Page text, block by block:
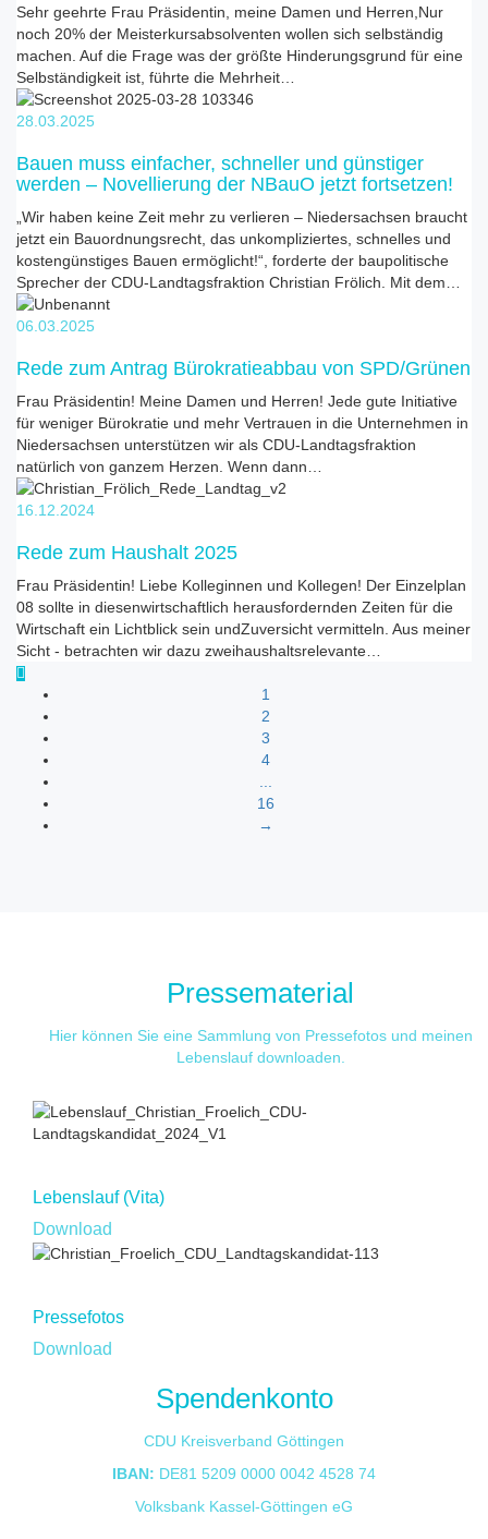
Sehr geehrte Frau Präsidentin, meine Damen und Herren,Nur
noch 20% der Meisterkursabsolventen wollen sich selbständig
machen. Auf die Frage was der größte Hinderungsgrund für eine
Selbständigkeit ist, führte die Mehrheit…
28.03.2025
Bauen muss einfacher, schneller und günstiger
werden – Novellierung der NBauO jetzt fortsetzen!
„Wir haben keine Zeit mehr zu verlieren – Niedersachsen braucht
jetzt ein Bauordnungsrecht, das unkompliziertes, schnelles und
kostengünstiges Bauen ermöglicht!“, forderte der baupolitische
Sprecher der CDU-Landtagsfraktion Christian Frölich. Mit dem…
06.03.2025
Rede zum Antrag Bürokratieabbau von SPD/Grünen
Frau Präsidentin! Meine Damen und Herren! Jede gute Initiative
für weniger Bürokratie und mehr Vertrauen in die Unternehmen in
Niedersachsen unterstützen wir als CDU-Landtagsfraktion
natürlich von ganzem Herzen. Wenn dann…
16.12.2024
Rede zum Haushalt 2025
Frau Präsidentin! Liebe Kolleginnen und Kollegen! Der Einzelplan
08 sollte in diesenwirtschaftlich herausfordernden Zeiten für die
Wirtschaft ein Lichtblick sein undZuversicht vermitteln. Aus meiner
Sicht - betrachten wir dazu zweihaushaltsrelevante…
1
2
3
4
16
→
Pressematerial
Hier können Sie eine Sammlung von Pressefotos und meinen
Lebenslauf downloaden.
Lebens­lauf (Vita)
Download
Presse­fotos
Download
Spendenkonto
CDU Kreisverband Göttingen
IBAN: DE81 5209 0000 0042 4528 74
Volksbank Kassel-Göttingen eG